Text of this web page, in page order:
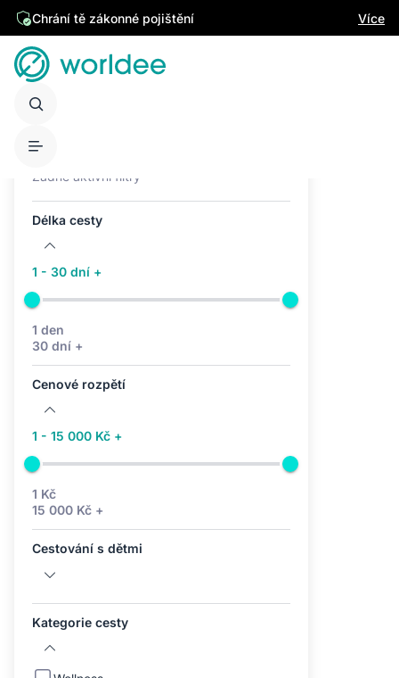
Chrání tě zákonné pojištění Více
Žádné aktivní filtry
Délka cesty
1 - 30 dní +
1 den
30 dní +
Cenové rozpětí
1 - 15 000 Kč +
1 Kč
15 000 Kč +
Cestování s dětmi
Kategorie cesty